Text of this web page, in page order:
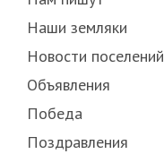
Наши земляки
Новости поселений
Объявления
Победа
Поздравления